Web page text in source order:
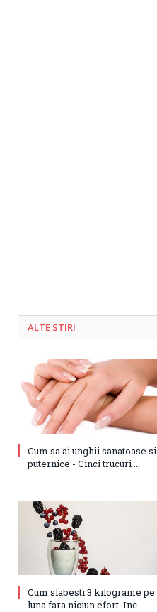
ALTE STIRI
Cum sa ai unghii sanatoase si
puternice - Cinci trucuri ...
Cum slabesti 3 kilograme pe
luna fara niciun efort. Inc ...